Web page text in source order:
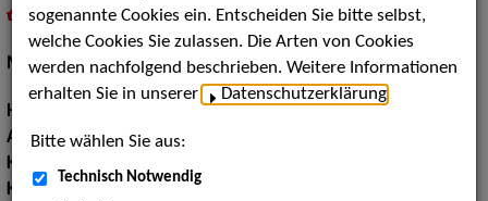
als PDF speichern
inMeine Merklistelegen
Models / Werbung:Fotomodell
Haarfarbe:
Augenfarbe:braun
Körpergröße:
Konfektionsgröße:
sogenannte Cookies ein. Entscheiden Sie bitte selbst,
welche Cookies Sie zulassen. Die Arten von Cookies
werden nachfolgend beschrieben. Weitere Informationen
erhalten Sie in unserer
Datenschutzerklärung
Bitte wählen Sie aus:
Technisch Notwendig